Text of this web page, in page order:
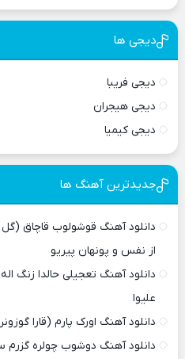
دیجی ها
دیجی فریبا
دیجی هیجران
دیجی کیمیا
جدیدترین آهنگ ها
دانلود آهنگ قوشولوب قاچاق (گل
از نفس و پونهان پیریو
دانلود آهنگ تعجیلی حالدا زنگ
علیوا
دانلود آهنگ اورک پارم (قارا
دانلود آهنگ دوشوب چولره